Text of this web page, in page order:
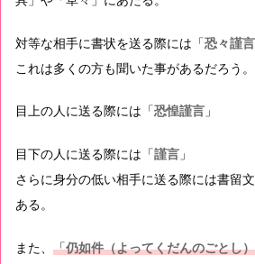
対等な相手に書状を送る際には「恐々謹言
これは多くの方も聞いた事があるだろう。
目上の人に送る際には「恐惶謹言 」
目下の人に送る際には「謹言 」
さらに身分の低い相手に送る際には書留
ある。
また、 「仍如件（よってくだんのごとし）